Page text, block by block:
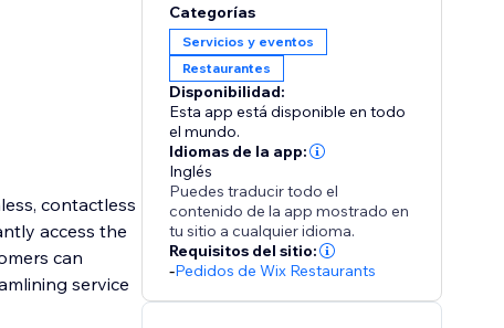
contactless
access the
can
service
Categorías
Servicios y eventos
Restaurantes
Disponibilidad:
Esta app está disponible en todo
el mundo.
Idiomas de la app:
Inglés
Puedes traducir todo el
contenido de la app mostrado en
tu sitio a cualquier idioma.
Requisitos del sitio:
-Pedidos de Wix Restaurants